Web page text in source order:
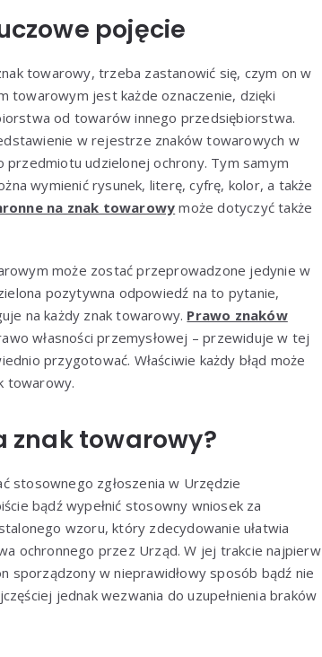
pojęcie
towarowy, trzeba zastanowić się, czym on w
towarowym jest każde oznaczenie, dzięki
od towarów innego przedsiębiorstwa.
w rejestrze znaków towarowych w
przedmiotu udzielonej ochrony. Tym samym
wymienić rysunek, literę, cyfrę, kolor, a także
na znak towarowy może dotyczyć także
może zostać przeprowadzone jedynie w
pozytywna odpowiedź na to pytanie,
na każdy znak towarowy. Prawo znaków
własności przemysłowej – przewiduje w tej
przygotować. Właściwie każdy błąd może
towarowy.
znak towarowy?
stosownego zgłoszenia w Urzędzie
bądź wypełnić stosowny wniosek za
wzoru, który zdecydowanie ułatwia
ochronnego przez Urząd. W jej trakcie najpierw
sporządzony w nieprawidłowy sposób bądź nie
jednak wezwania do uzupełnienia braków